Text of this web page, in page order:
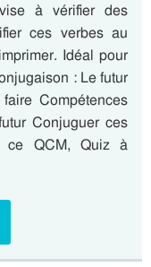
à vérifier des
ces verbes au
Idéal pour
: Le futur
Compétences
Conjuguer ces
ce QCM, Quiz à